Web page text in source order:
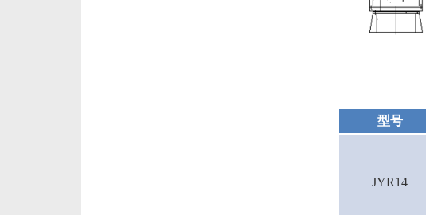
型号
JYR14